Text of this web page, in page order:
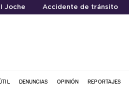
Joche Accidente de tránsito
DENUNCIAS OPINIÓN REPORTAJES